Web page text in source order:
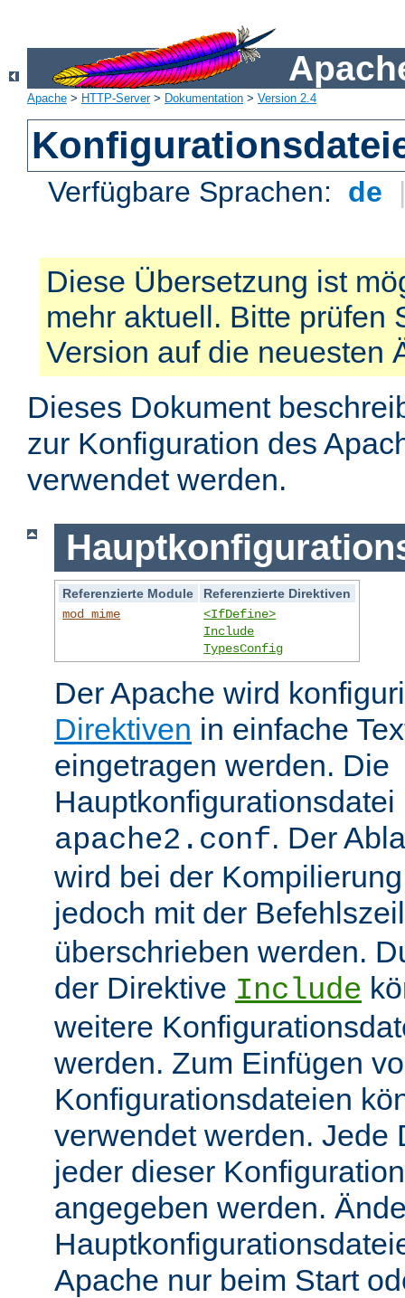
Apache > HTTP-Server> Dokumentation > Version 2.4
Verfügbare Sprachen: de
Diese Übersetzung ist
mehr aktuell. Bitte prüfen
Version auf die neuesten
Dieses Dokument
zur Konfiguration des
verwendet werden.
Referenzierte Module
Referenzierte Direktiven
mod_mime
<IfDefine>
Include
TypesConfig
Der Apache wird
Direktiven in einfache
eingetragen werden. Die
apache2.conf. Der
wird bei der
jedoch mit der
überschrieben werden.
der Direktive Include
weitere
werden. Zum Einfügen
Konfigurationsdateien
verwendet werden. Jede
jeder dieser
angegeben werden.
Apache nur beim Start